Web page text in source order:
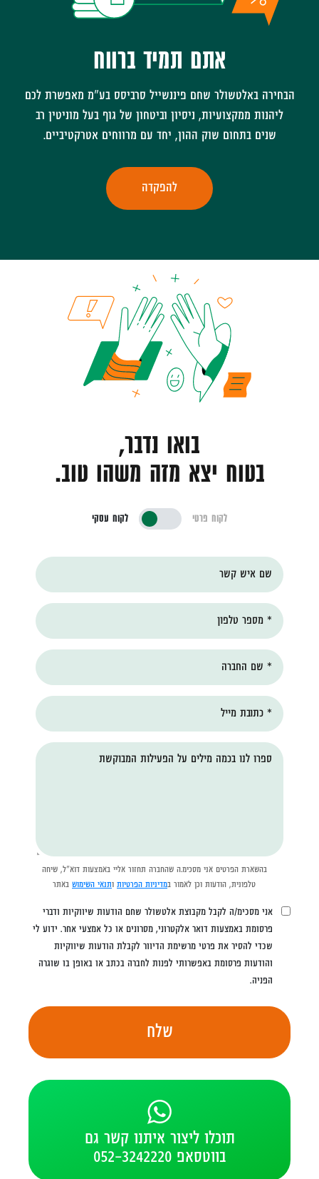
אתם תמיד ברווח
הבחירה באלטשולר שחם פיננשייל סרביסס בע"מ מאפשרת לכם
ליהנות ממקצועיות, ניסיון וביטחון של גוף בעל מוניטין רב
שנים בתחום שוק ההון, יחד עם מרווחים אטרקטיביים.
להפקדה
בואו נדבר,
בטוח יצא מזה משהו טוב.
לקוח פרטי לקוח עסקי
תוכלו ליצור איתנו קשר גם
בווטסאפ 052-3242220
שם איש קשר
* מספר טלפון
* שם החברה
* כתובת מייל
ספרו לנו בכמה מילים על הפעילות המבוקשת
בהשארת הפרטים אני מסכימ.ה שהחברה תחזור אליי באמצעות דוא"ל, שיחה
טלפונית, הודעות וכן לאמור במדיניות הפרטיות ותנאי השימוש באתר
אני מסכימ/ה לקבל מקבוצת אלטשולר שחם הודעות שיווקיות ודברי
פרסומת באמצעות דואר אלקטרוני, מסרונים או כל אמצעי אחר. ידוע לי
שכדי להסיר את פרטי מרשימת הדיוור לקבלת הודעות שיווקיות
והודעות פרסומת באפשרותי לפנות לחברה בכתב או באופן בו שוגרה
הפניה.
שלח